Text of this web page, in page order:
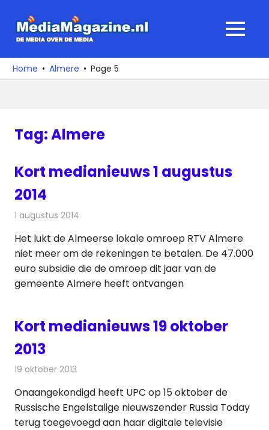
naar
media
over
MENU
Home Almere Page 5
Tag:Almere
Kort medianieuws 1 augustus
2014
1 augustus 2014
Het lukt de Almeerse lokale omroep RTV Almere
niet meer om de rekeningen te betalen. De 47.000
euro subsidie die de omroep dit jaar van de
gemeente Almere heeft ontvangen
Kort medianieuws 19 oktober
2013
19 oktober 2013
Onaangekondigd heeft UPC op 15 oktober de
Russische Engelstalige nieuwszender Russia Today
terug toegevoegd aan haar digitale televisie